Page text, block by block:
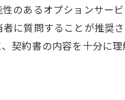
える買い替え時期
イルに合った車検プラン
車検業者の利点
のあるオプションサー
に質問することが推奨
契約書の内容を十分に